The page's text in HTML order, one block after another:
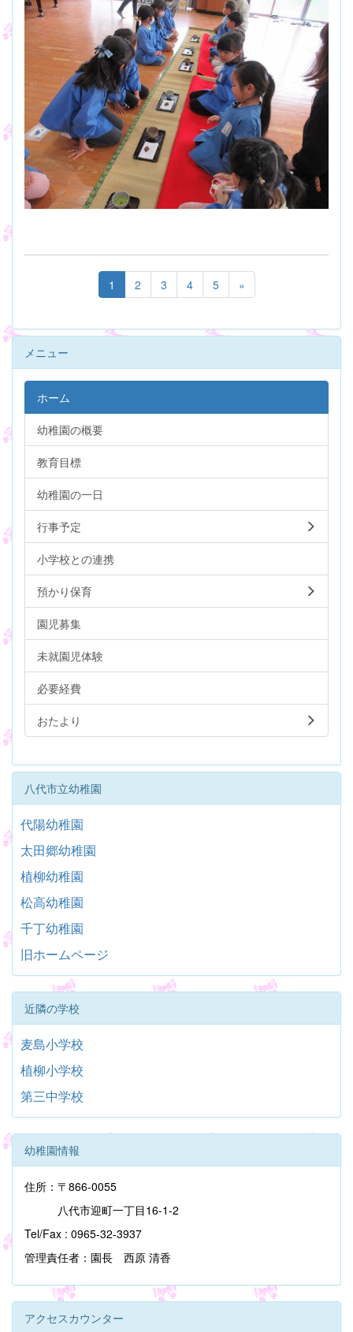
1 2 3 4 5 »
メニュー
ホーム
幼稚園の概要
教育目標
幼稚園の一日
行事予定
小学校との連携
預かり保育
園児募集
未就園児体験
必要経費
おたより
八代市立幼稚園
代陽幼稚園
太田郷幼稚園
植柳幼稚園
松高幼稚園
千丁幼稚園
旧ホームページ
近隣の学校
麦島小学校
植柳小学校
第三中学校
幼稚園情報
住所：〒866-0055
八代市迎町一丁目16-1-2
Tel/Fax : 0965-32-3937
管理責任者：園長 西原 清香
アクセスカウンター